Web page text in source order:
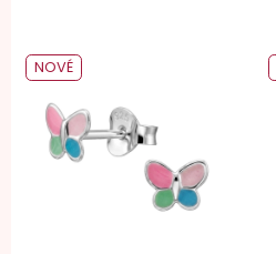
NOVÉ